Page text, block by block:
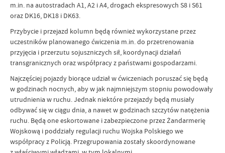
m.in. na autostradach A1, A2 i A4, drogach ekspresowych S8 i S61
oraz DK16, DK18 i DK63.
Przybycie i przejazd kolumn będą również wykorzystane przez
uczestników planowanego ćwiczenia m.in. do przetrenowania
przyjęcia i przerzutu sojuszniczych sił, koordynacji działań
transgranicznych oraz współpracy z państwami gospodarzami.
Najczęściej pojazdy biorące udział w ćwiczeniach poruszać się będą
w godzinach nocnych, aby w jak najmniejszym stopniu powodowały
utrudnienia w ruchu. Jednak niektóre przejazdy będą musiały
odbywać się w ciągu dnia, a nawet w godzinach szczytów natężenia
ruchu. Będą one eskortowane i zabezpieczone przez Żandarmerię
Wojskową i poddziały regulacji ruchu Wojska Polskiego we
współpracy z Policją. Przegrupowania zostały skoordynowane